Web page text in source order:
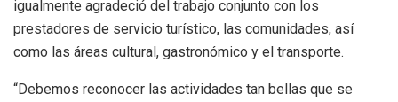
igualmente agradeció del trabajo conjunto con los
prestadores de servicio turístico, las comunidades, así
como las áreas cultural, gastronómico y el transporte.
“Debemos reconocer las actividades tan bellas que se